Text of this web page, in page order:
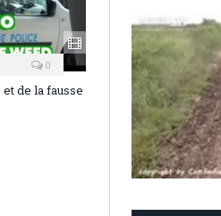
0
de la fausse